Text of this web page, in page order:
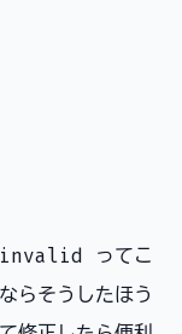
invalid ってこ
らそうしたほう